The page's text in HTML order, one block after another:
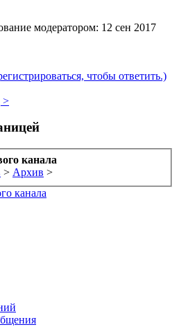
модератором: 12 сен 2017
чтобы ответить.)
>
канала
> Архив >